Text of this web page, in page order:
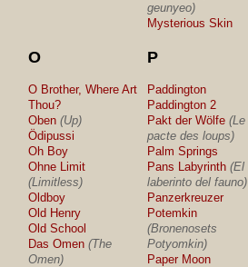
geunyeo)
Mysterious Skin
O
O Brother, Where Art
Thou?
Oben (Up)
Ödipussi
Oh Boy
Ohne Limit
(Limitless)
Oldboy
Old Henry
Old School
Das Omen (The
Omen)
P
Paddington
Paddington 2
Pakt der Wölfe (Le
pacte des loups)
Palm Springs
Pans Labyrinth (El
laberinto del fauno)
Panzerkreuzer
Potemkin
(Bronenosets
Potyomkin)
Paper Moon